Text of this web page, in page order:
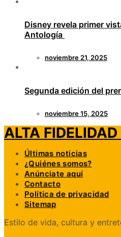
Disney revela primer
Antología
noviembre 21, 2025
Segunda edición del
noviembre 15, 2025
ALTA
Últimas noticias
¿Quiénes somos?
Anúnciate aquí
Contacto
Política de privacidad
Sitemap
Estilo de vida, cultura y